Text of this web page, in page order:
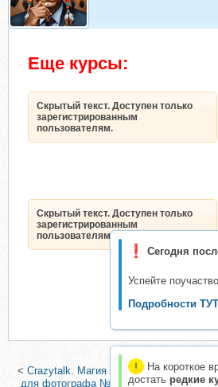
Сегодня
Успейте
Подробности ТУТ
На короткое
достать редкие
Еще курсы:
Скрытый текст. Доступен только
зарегистрированным
пользователям.
Скрытый текст. Доступен только
зарегистрированным
пользователям.
< Crazytalk. Магия говорящих
для фотографа №21. Цветовые